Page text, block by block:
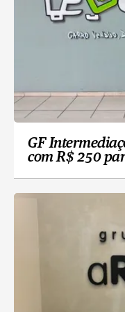
GF
com R$ 250